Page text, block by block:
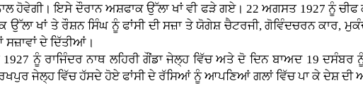
ਹੋਵੇਗੀ। ਇਸੇ ਦੌਰਾਨ ਅਸ਼ਫਾਕ ਉੱਲਾ ਖਾਂ ਵੀ ਫੜੇ ਗਏ। 22 ਅਗਸਤ 1927 ਨੂੰ ਚੀਫ
ਉੱਲਾ ਖਾਂ ਤੇ ਰੌਸ਼ਨ ਸਿੰਘ ਨੂੰ ਫਾਂਸੀ ਦੀ ਸਜ਼ਾ ਤੇ ਯੋਗੇਸ਼ ਚੈਟਰਜੀ, ਗੋਵਿੰਦਚਰਨ ਕਾਰ,
ਸਜ਼ਾਵਾਂ ਦੇ ਦਿੱਤੀਆਂ।
ਨੂੰ ਰਾਜਿੰਦਰ ਨਾਥ ਲਹਿਰੀ ਗੌਂਡਾ ਜੇਲ੍ਹ ਵਿੱਚ ਅਤੇ ਦੋ ਦਿਨ ਬਾਅਦ 19 ਦਸੰਬਰ
ਜੇਲ੍ਹ ਵਿੱਚ ਹੱਸਦੇ ਹੋਏ ਫਾਂਸੀ ਦੇ ਰੱਸਿਆਂ ਨੂੰ ਆਪਣਿਆਂ ਗਲਾਂ ਵਿੱਚ ਪਾ ਕੇ ਦੇਸ਼ ਦੀ